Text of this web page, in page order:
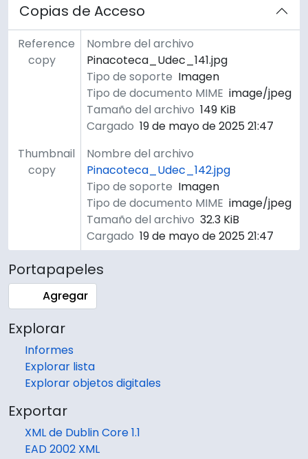
Copias de Acceso
Reference
copy
Nombre del archivo
Pinacoteca_Udec_141.jpg
Tipo de soporte Imagen
Tipo de documento MIME image/jpeg
Tamaño del archivo 149 KiB
Cargado 19 de mayo de 2025 21:47
Thumbnail
copy
Nombre del archivo
Pinacoteca_Udec_142.jpg
Tipo de soporte Imagen
Tipo de documento MIME image/jpeg
Tamaño del archivo 32.3 KiB
Cargado 19 de mayo de 2025 21:47
Portapapeles
Agregar
Explorar
Informes
Explorar lista
Explorar objetos digitales
Exportar
XML de Dublin Core 1.1
EAD 2002 XML